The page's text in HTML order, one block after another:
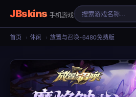
JBskins 手机游戏
首页 › 休闲 › 放置与召唤-6480免费版